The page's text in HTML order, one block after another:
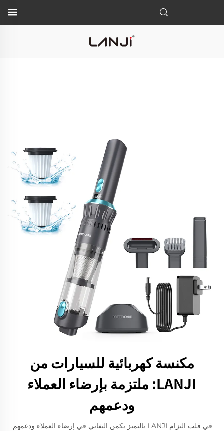
مكنسة كهربائية للسيارات من
LANJI: ملتزمة بإرضاء العملاء
ودعمهم
في قلب التزام LANJI بالتميز يكمن التفاني في إرضاء العملاء ودعمهم.